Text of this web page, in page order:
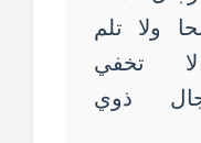
ولا تلم
تخفي
ذوي